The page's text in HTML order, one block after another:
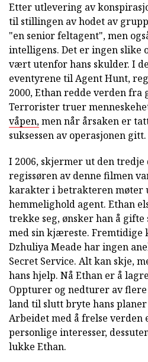
Etter utlevering av
til stillingen av hodet av
"en senior feltagent", men
intelligens. Det er ingen slike
vært utenfor hans skulder. I
eventyrene til Agent Hunt,
2000, Ethan redde verden fra
Terrorister truer
våpen,men når årsaken er
suksessen av operasjonen gitt.
I 2006, skjermer ut den tredje
regissøren av denne filmen
karakter i betrakteren møter
hemmelighold agent. Ethan
trekke seg, ønsker han å
med sin kjæreste. Fremtidige
Dzhuliya Meade har ingen
Secret Service. Alt kan skje,
hans hjelp. Nå Ethan er å
Oppturer og nedturer av
land til slutt bryte hans
Arbeidet med å frelse verden
personlige interesser,
lukke Ethan.